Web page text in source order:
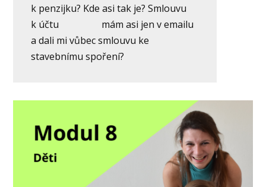
k penzijku? Kde asi tak je? Smlouvu
k účtu mám asi jen v emailu
a dali mi vůbec smlouvu ke
stavebnímu spoření?